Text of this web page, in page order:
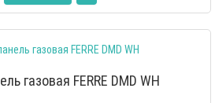
газовая FERRE DMD WH